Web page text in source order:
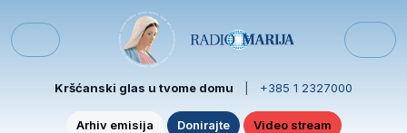
Menu
Kršćanski glas u tvome domu +385 1 2327000
Arhiv emisija Donirajte Video stream